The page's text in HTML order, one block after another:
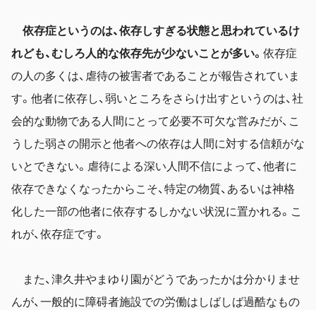
依存症というのは、依存しすぎる状態と思われているけ
れども、むしろ人的な依存先が少ないことが多い。 依存症
の人の多くは、虐待の被害者であることが報告されていま
す。他者に依存し、弱いところをさらけ出すというのは、社
会的な動物である人間にとって必要不可欠な営みだが、こ
うした弱さの開示と他者への依存は人間に対する信頼がな
いとできない。虐待による深い人間不信によって、他者に
依存できなくなったからこそ、特定の物質、あるいは神格
化した一部の他者に依存するしかない状況に置かれる。こ
れが、依存症です。
また、津久井やまゆり園がどうであったかは分かりませ
んが、一般的に障碍者施設での労働はしばしば過酷なもの